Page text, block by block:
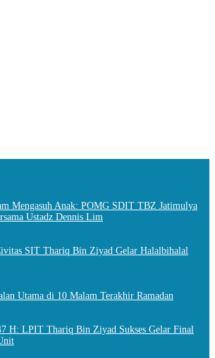
Mengasuh Anak: POMG SDIT TBZ Jatimulya
Ustadz Dennis Lim
SIT Thariq Bin Ziyad Gelar Halalbihalal
Utama di 10 Malam Terakhir Ramadan
H: LPIT Thariq Bin Ziyad Sukses Gelar Final